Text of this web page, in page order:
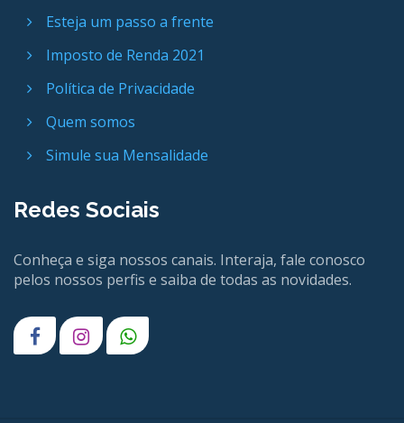
Esteja um passo a frente
Imposto de Renda 2021
Política de Privacidade
Quem somos
Simule sua Mensalidade
Redes Sociais
Conheça e siga nossos canais. Interaja, fale conosco
pelos nossos perfis e saiba de todas as novidades.